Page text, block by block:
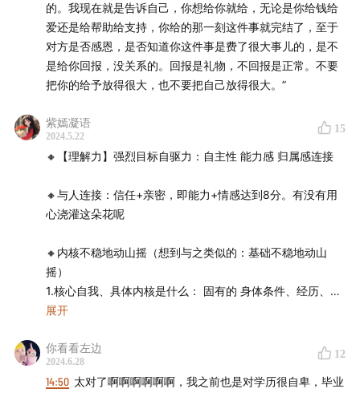
怎么做能多肯定自我、少在意别人的目光？
有些事情如果不解释难受的是自己，可是说了又怕
有矛盾，要怎样处理？
58:26 人际交往中自己付出100%的感情，可发现对方只当
做普通朋友，感到很失望怎么办？
01:00:05如何改变“比较性自卑”的状态？
01:00:45非常在意他人想法，担心自己说错话、做错事，
应该怎么办？
01:01:26 来自朋友的嫉妒心总会阻碍人际关系发展，让我
感到不适，要怎么办？
01:03:42结语
的。我现在就是告诉自己，你想给你就给，无论是你给钱给
爱还是给帮助给支持，你给的那一刻这件事就完结了，至于
对方是否感恩，是否知道你这件事是费了很大事儿的，是不
是给你回报，没关系的。回报是礼物，不回报是正常。不要
把你的给予放得很大，也不要把自己放得很大。”
紫嫣凝语
2024.5.22
15
🔸【理解力】强烈目标自驱力：自主性 能力感 归属感连接
🔸与人连接：信任+亲密，即能力+情感达到8分。有没有用
心浇灌这朵花呢
🔸内核不稳地动山摇（想到与之类似的：基础不稳地动山
摇）
1.核心自我、具体内核是什么： 固有的 身体条件、经历、性
格资质等
是我凭本事得来的（配得感）
方法：认识接纳客观自我
展开
你看看左边
2024.6.28
12
14:50 太对了啊啊啊啊啊啊，我之前也是对学历很自卑，毕业